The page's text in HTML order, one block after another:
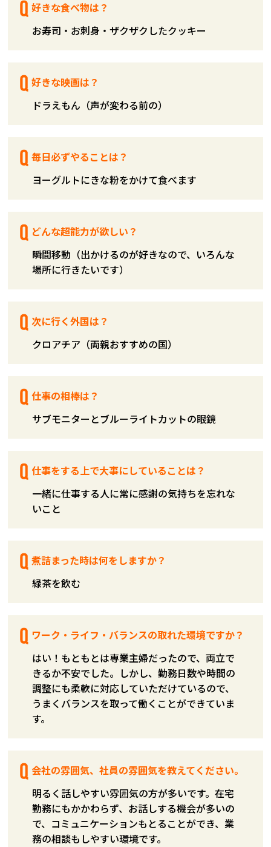
好きな食べ物は？
お寿司・お刺身・ザクザクしたクッキー
好きな映画は？
ドラえもん（声が変わる前の）
毎日必ずやることは？
ヨーグルトにきな粉をかけて食べます
どんな超能力が欲しい？
瞬間移動（出かけるのが好きなので、いろんな
場所に行きたいです）
次に行く外国は？
クロアチア（両親おすすめの国）
仕事の相棒は？
サブモニターとブルーライトカットの眼鏡
仕事をする上で大事にしていることは？
一緒に仕事する人に常に感謝の気持ちを忘れな
いこと
煮詰まった時は何をしますか？
緑茶を飲む
ワーク・ライフ・バランスの取れた環境ですか？
はい！もともとは専業主婦だったので、両立で
きるか不安でした。しかし、勤務日数や時間の
調整にも柔軟に対応していただけているので、
うまくバランスを取って働くことができていま
す。
会社の雰囲気、社員の雰囲気を教えてください。
明るく話しやすい雰囲気の方が多いです。在宅
勤務にもかかわらず、お話しする機会が多いの
で、コミュニケーションもとることができ、業
務の相談もしやすい環境です。